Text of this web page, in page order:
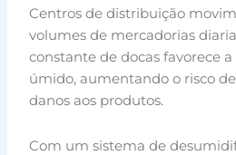
Centros de distribuição
volumes de mercadorias
constante de docas favorece
úmido, aumentando o risco
danos aos produtos.
Com um sistema de